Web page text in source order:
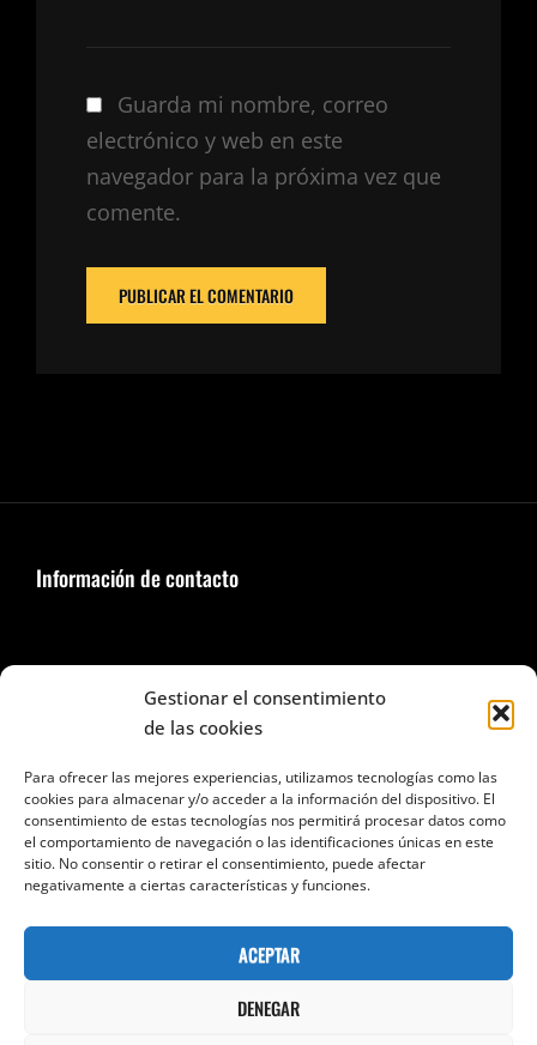
Gestionar el consentimiento
de las cookies
Para ofrecer las mejores experiencias, utilizamos tecnologías como las
cookies para almacenar y/o acceder a la información del dispositivo. El
consentimiento de estas tecnologías nos permitirá procesar datos como
el comportamiento de navegación o las identificaciones únicas en este
sitio. No consentir o retirar el consentimiento, puede afectar
negativamente a ciertas características y funciones.
ACEPTAR
DENEGAR
Guarda mi nombre, correo
electrónico y web en este
navegador para la próxima vez que
comente.
Información de contacto
Seguir en Facebook e Instagram
Categorías